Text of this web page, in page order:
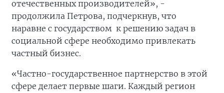
отечественных производителей», -
продолжила Петрова, подчеркнув, что
наравне с государством к решению задач в
социальной сфере необходимо привлекать
частный бизнес.
«Частно-государственное партнерство в этой
сфере делает первые шаги. Каждый регион